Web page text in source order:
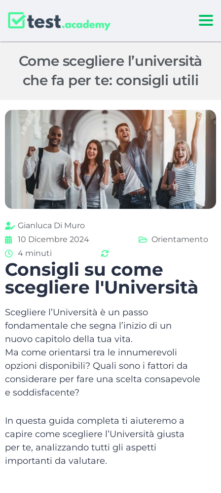
Come scegliere l’università
che fa per te: consigli utili
Gianluca Di Muro
10 Dicembre 2024
Orientamento
4 minuti
Consigli su come
scegliere l'Università
Scegliere l’Università è un passo
fondamentale che segna l’inizio di un
nuovo capitolo della tua vita.
Ma come orientarsi tra le innumerevoli
opzioni disponibili? Quali sono i fattori da
considerare per fare una scelta consapevole
e soddisfacente?
In questa guida completa ti aiuteremo a
capire come scegliere l’Università giusta
per te, analizzando tutti gli aspetti
importanti da valutare.